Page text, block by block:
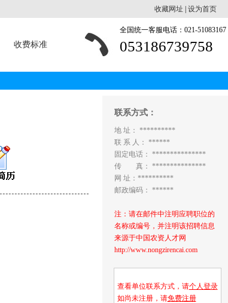
收藏网址 设为首页
收费标准
全国统一客服电话：021-51083167
053186739758
联系方式：
地 址： **********
联 系 人： ******
固定电话： ***************
传 真： ***************
网 址：**********
邮政编码： ******
注：请在邮件中注明应聘职位的
名称或编号，并注明该招聘信息
来源于中国农资人才网
http://www.nongzirencai.com
查看单位联系方式，请个人登录
如尚未注册，请免费注册